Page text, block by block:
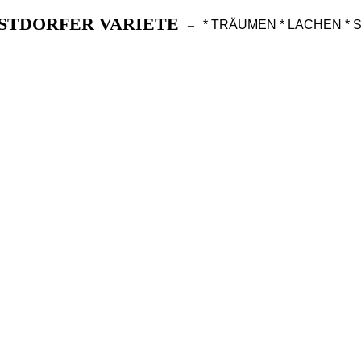
VARIETE – * TRÄUMEN * LACHEN *